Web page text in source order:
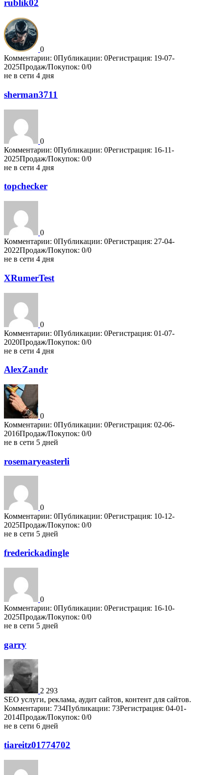
rublik02
0
Комментарии: 0Публикации: 0Регистрация: 19-07-
2025Продаж/Покупок: 0/0
не в сети 4 дня
sherman3711
0
Комментарии: 0Публикации: 0Регистрация: 16-11-
2025Продаж/Покупок: 0/0
не в сети 4 дня
topchecker
0
Комментарии: 0Публикации: 0Регистрация: 27-04-
2022Продаж/Покупок: 0/0
не в сети 4 дня
XRumerTest
0
Комментарии: 0Публикации: 0Регистрация: 01-07-
2020Продаж/Покупок: 0/0
не в сети 4 дня
AlexZandr
0
Комментарии: 0Публикации: 0Регистрация: 02-06-
2016Продаж/Покупок: 0/0
не в сети 5 дней
rosemaryeasterli
0
Комментарии: 0Публикации: 0Регистрация: 10-12-
2025Продаж/Покупок: 0/0
не в сети 5 дней
frederickadingle
0
Комментарии: 0Публикации: 0Регистрация: 16-10-
2025Продаж/Покупок: 0/0
не в сети 5 дней
garry
2 293
SEO услуги, реклама, аудит сайтов, контент для сайтов.
Комментарии: 734Публикации: 73Регистрация: 04-01-
2014Продаж/Покупок: 0/0
не в сети 6 дней
tiareitz01774702